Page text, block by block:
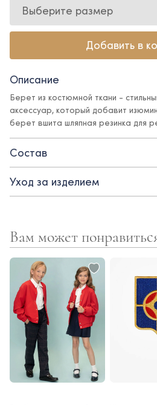
Выберите размер
Добавить в
Описание
Берет из костюмной ткани -
аксессуар, который добавит
берет вшита шляпная резинка для
Состав
Уход за изделием
Вам может